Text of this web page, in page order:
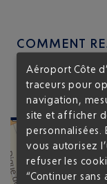
COMMENT
14min du
Aéroport Côte
traceurs pour
navigation,
site et afficher
personnalisées.
vous autorisez
refuser les
“Continuer